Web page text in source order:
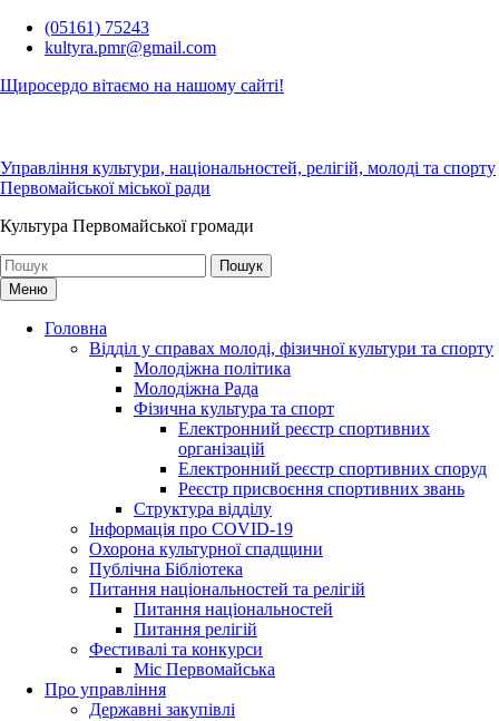
Перейти(05161) 75243
kultyra.pmr@gmail.com
Щиросердо вітаємо на нашому сайті!
Управління культури, національностей, релігій, молоді та спорту
Первомайської міської ради
Культура Первомайcької громади
Шукати:
Меню
Головна
Відділ у справах молоді, фізичної культури та спорту
Молодіжна політика
Молодіжна Рада
Фізична культура та спорт
Електронний реєстр спортивних
організацій
Електронний реєстр спортивних споруд
Реєстр присвоєння спортивних звань
Структура відділу
Інформація про COVID-19
Охорона культурної спадщини
Публічна Бібліотека
Питання національностей та релігій
Питання національностей
Питання релігій
Фестивалі та конкурси
Міс Первомайська
Про управління
Державні закупівлі